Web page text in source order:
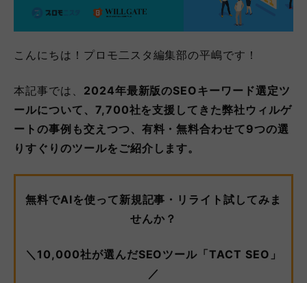
こんにちは！プロモ二スタ編集部の平嶋です！
本記事では、 2024年最新版のSEOキーワード選定ツ
ールについて、 7,700社を支援してきた弊社ウィルゲ
ートの事例も交えつつ、 有料・無料合わせて9つの選
りすぐりのツールをご紹介します。
無料でAIを使って新規記事・リライト試してみま
せんか？
＼10,000社が選んだSEOツール「TACT SEO」
／